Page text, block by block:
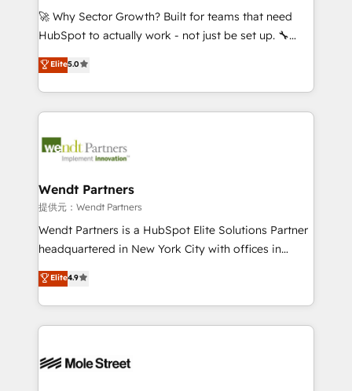
including Ticketmaster, Ticketek, SevenRooms,
NetSuite, Snowflake, and Salesforce; HubSpot CMS
a Ticketmaster Nexus Partner, we deliver advanced
sports and events integrations in the HubSpot
include five HubSpot Academy accreditations, six
HubSpot Awards, recognition in Financial Services
🚀 Why Sector Growth? Built for teams that need
HubSpot to actually work - not just be set up. 🔧
HubSpot Experts: Onboarding, migrations,
automation, and training built for adoption. ⚡ Highly
Technical Execution: ERP, EMR and Custom
Integrations; complex builds delivered in weeks, not
workflows; automation agents; process optimization
Healthcare: HIPAA implementations; secure data
workflows 💼 Financial Services: compliant
workflows; audit-ready reporting ⚖️ Legal: client
intake; pipeline and document workflows 🛒 E-
revenue automation 🏢 Real Estate: deal pipelines;
portfolio and lifecycle management 🏭
HIPAA-aware; CASL-compliant; GDPR-ready
Elite5.0
Wendt Partners
提供元：Wendt Partners
Wendt Partners is a HubSpot Elite Solutions Partner
headquartered in New York City with offices in
Toronto, London and Melbourne. As a global
HubSpot partner, we specialize in working with
sophisticated B2B companies to implement the
HubSpot CRM platform across client organizations.
industrial/manufacturing, professional services,
Elite4.9